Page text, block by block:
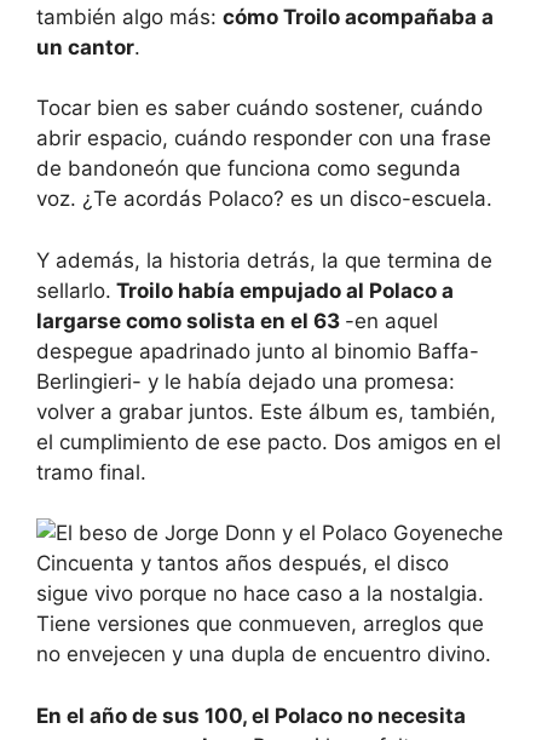
también algo más: cómo Troilo acompañaba a
un cantor.
Tocar bien es saber cuándo sostener, cuándo
abrir espacio, cuándo responder con una frase
de bandoneón que funciona como segunda
voz. ¿Te acordás Polaco? es un disco-escuela.
Y además, la historia detrás, la que termina de
sellarlo. Troilo había empujado al Polaco a
largarse como solista en el 63 -en aquel
despegue apadrinado junto al binomio Baffa-
Berlingieri- y le había dejado una promesa:
volver a grabar juntos. Este álbum es, también,
el cumplimiento de ese pacto. Dos amigos en el
tramo final.
Cincuenta y tantos años después, el disco
sigue vivo porque no hace caso a la nostalgia.
Tiene versiones que conmueven, arreglos que
no envejecen y una dupla de encuentro divino.
En el año de sus 100, el Polaco no necesita